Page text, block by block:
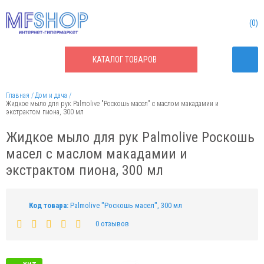
КАТАЛОГТОВАРОВ
0
Главная
Дом и дача
Жидкое мыло для рук Palmolive "Роскошь масел" с маслом макадамии и
экстрактом пиона, 300 мл
Жидкое мыло для рук Palmolive Роскошь
масел с маслом макадамии и
экстрактом пиона, 300 мл
Код товара: Palmolive "Роскошь масел", 300 мл
0 отзывов